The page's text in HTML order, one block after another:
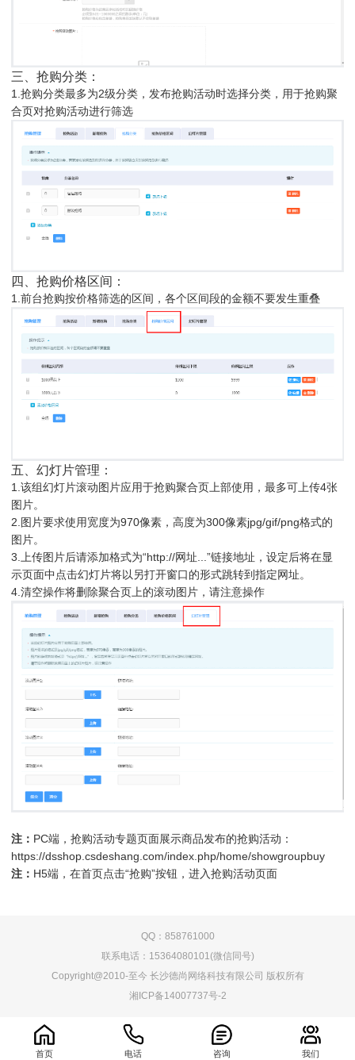
三、抢购分类：
1.抢购分类最多为2级分类，发布抢购活动时选择分类，用于抢购聚
合页对抢购活动进行筛选
四、抢购价格区间：
1.前台抢购按价格筛选的区间，各个区间段的金额不要发生重叠
五、幻灯片管理：
1.该组幻灯片滚动图片应用于抢购聚合页上部使用，最多可上传4张
图片。
2.图片要求使用宽度为970像素，高度为300像素jpg/gif/png格式的
图片。
3.上传图片后请添加格式为“http://网址...”链接地址，设定后将在显
示页面中点击幻灯片将以另打开窗口的形式跳转到指定网址。
4.清空操作将删除聚合页上的滚动图片，请注意操作
注： PC端，抢购活动专题页面展示商品发布的抢购活动：
https://dsshop.csdeshang.com/index.php/home/showgroupbuy
注： H5端，在首页点击“抢购”按钮，进入抢购活动页面
QQ：858761000
联系电话：15364080101(微信同号)
Copyright@2010-至今 长沙德尚网络科技有限公司 版权所有
湘ICP备14007737号-2
首页 电话 咨询 我们
0.075906s